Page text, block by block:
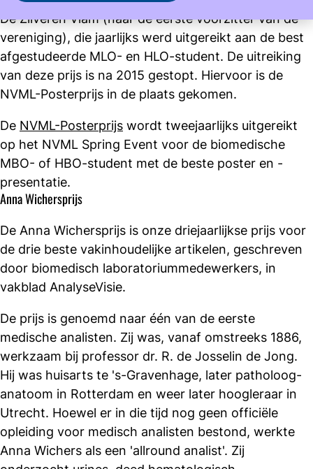
De Zilveren Vlam (naar de eerste voorzitter van de
vereniging), die jaarlijks werd uitgereikt aan de best
afgestudeerde MLO- en HLO-student. De uitreiking
van deze prijs is na 2015 gestopt. Hiervoor is de
NVML-Posterprijs in de plaats gekomen.
De NVML-Posterprijs wordt tweejaarlijks uitgereikt
op het NVML Spring Event voor de biomedische
MBO- of HBO-student met de beste poster en -
presentatie.
Anna Wichersprijs
De Anna Wichersprijs is onze driejaarlijkse prijs voor
de drie beste vakinhoudelijke artikelen, geschreven
door biomedisch laboratorium­medewerkers, in
vakblad AnalyseVisie.
De prijs is genoemd naar één van de eerste
medische analisten. Zij was, vanaf omstreeks 1886,
werkzaam bij professor dr. R. de Josselin de Jong.
Hij was huisarts te 's-Gravenhage, later patholoog-
anatoom in Rotterdam en weer later hoogleraar in
Utrecht. Hoewel er in die tijd nog geen officiële
opleiding voor medisch analisten bestond, werkte
Anna Wichers als een 'allround analist'. Zij